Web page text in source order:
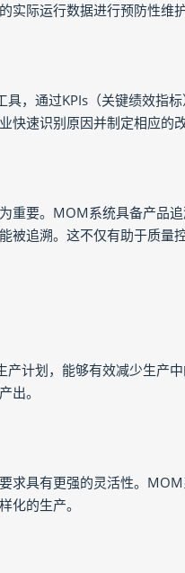
实际运行数据进行预防性维
，通过KPIs（关键绩效指
快速识别原因并制定相应的
重要。MOM系统具备产品
被追溯。这不仅有助于质量
计划，能够有效减少生产
出。
求具有更强的灵活性。
化的生产。